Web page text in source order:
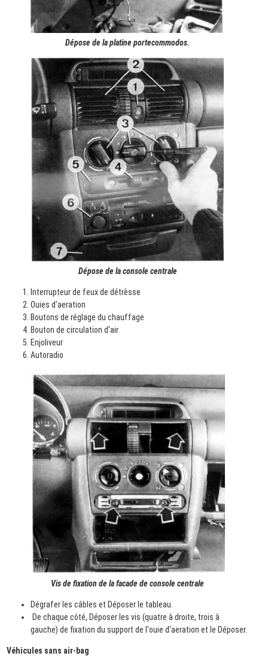
Dépose de la platine portecommodos.
Dépose de la console centrale
Interrupteur de feux de détrèsse
Ouies d'aeration
Boutons de réglage du chauffage
Bouton de circulation d'air
Enjoliveur
Autoradio
Vis de fixation de la facade de console centrale
Dégrafer les câbles et Déposer le tableau.
De chaque côté, Déposer les vis (quatre à droite, trois à
gauche) de fixation du support de l'ouie d'aeration et le Déposer.
Véhicules sans air-bag